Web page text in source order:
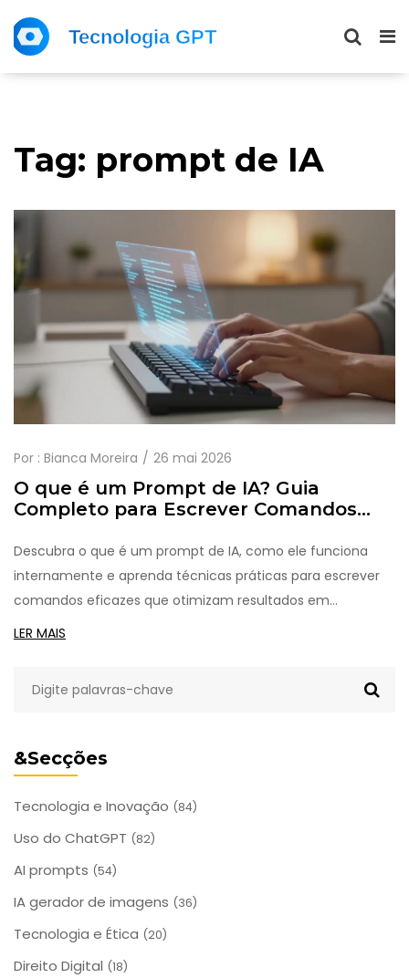
&Secções
Tecnologia e Inovação (84)
Uso do ChatGPT (82)
AI prompts (54)
IA gerador de imagens (36)
Tecnologia e Ética (20)
Direito Digital (18)
Tag: prompt de IA
Por : Bianca Moreira 26 mai 2026
O que é um Prompt de IA? Guia
Completo para Escrever Comandos
Descubra o que é um prompt de IA, como ele funciona
internamente e aprenda técnicas práticas para escrever
comandos eficazes que otimizam resultados em
ferramentas como ChatGPT.
LER MAIS